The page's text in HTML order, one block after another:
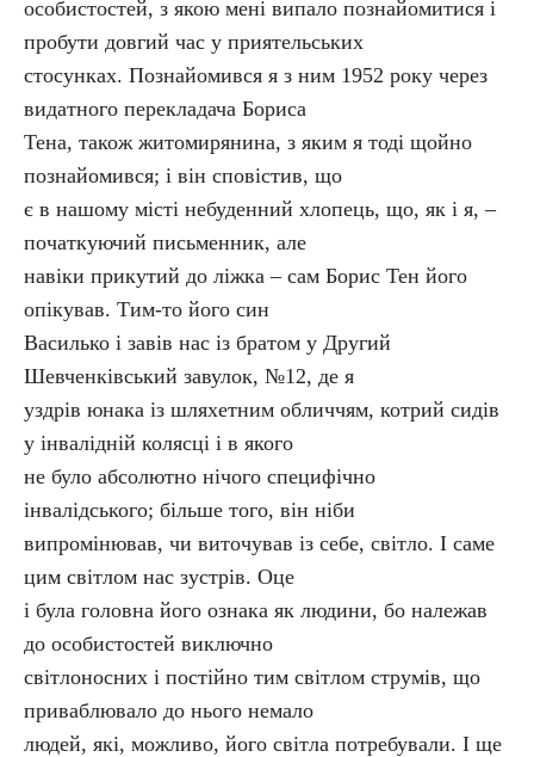
особистостей, з якою мені випало познайомитися і
пробути довгий час у приятельських
стосунках. Познайомився я з ним 1952 року через
видатного перекладача Бориса
Тена, також житомирянина, з яким я тоді щойно
познайомився; і він сповістив, що
є в нашому місті небуденний хлопець, що, як і я, –
початкуючий письменник, але
навіки прикутий до ліжка – сам Борис Тен його
опікував. Тим-то його син
Василько і завів нас із братом у Другий
Шевченківський завулок, №12, де я
уздрів юнака із шляхетним обличчям, котрий сидів
у інвалідній колясці і в якого
не було абсолютно нічого специфічно
інвалідського; більше того, він ніби
випромінював, чи виточував із себе, світло. І саме
цим світлом нас зустрів. Оце
і була головна його ознака як людини, бо належав
до особистостей виключно
світлоносних і постійно тим світлом струмів, що
приваблювало до нього немало
людей, які, можливо, його світла потребували. І ще